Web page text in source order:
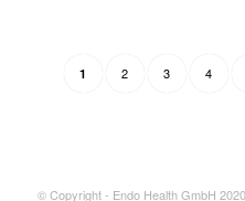
1 2 3 4
© Copyright - Endo Health GmbH